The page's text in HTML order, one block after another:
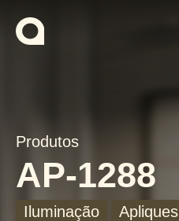
Produtos
AP-1288
Iluminação Apliques